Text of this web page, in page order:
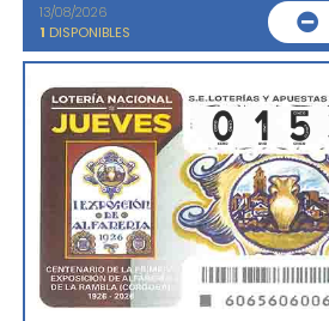
13/08/2026
1 DISPONIBLES